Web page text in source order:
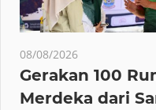
08/08/2026
Gerakan 100
Merdeka dari